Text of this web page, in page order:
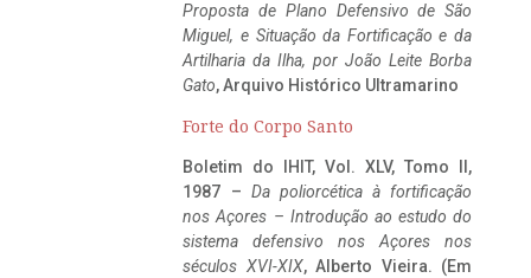
Proposta de Plano Defensivo de São
Miguel, e Situação da Fortificação e da
Artilharia da Ilha, por João Leite Borba
Gato, Arquivo Histórico Ultramarino
Forte do Corpo Santo
Boletim do IHIT, Vol. XLV, Tomo II,
1987 – Da poliorcética à fortificação
nos Açores – Introdução ao estudo do
sistema defensivo nos Açores nos
séculos XVI-XIX, Alberto Vieira. (Em